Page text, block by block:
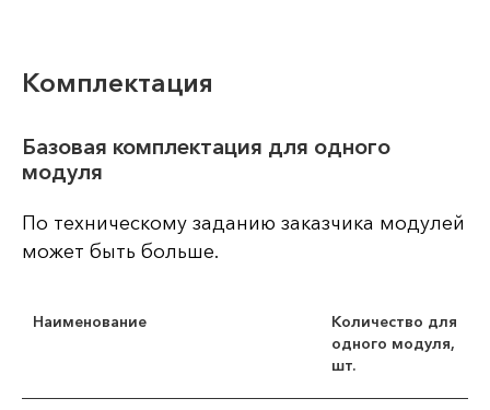
Комплектация
Базовая комплектация для одного
модуля
По техническому заданию заказчика модулей
может быть больше.
Наименование
Количество для
одного модуля,
шт.